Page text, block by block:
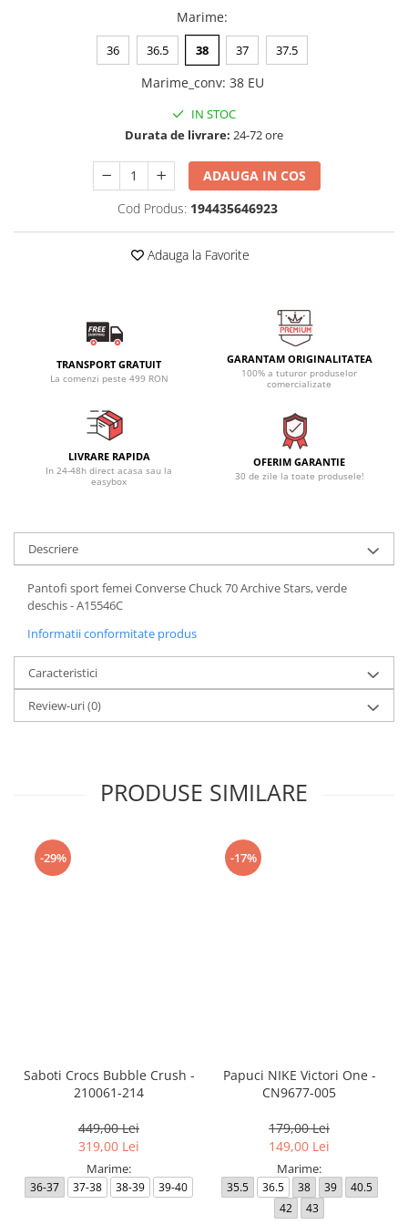
Marime:
36 36.5 38 37 37.5
Marime_conv: 38 EU
IN STOC
Durata de livrare: 24-72 ore
ADAUGA IN COS
Cod Produs: 194435646923
Adauga la Favorite
TRANSPORT GRATUIT
La comenzi peste 499 RON
GARANTAM ORIGINALITATEA
100% a tuturor produselor
comercializate
LIVRARE RAPIDA
In 24-48h direct acasa sau la
easybox
OFERIM GARANTIE
30 de zile la toate produsele!
Descriere
Pantofi sport femei Converse Chuck 70 Archive Stars, verde
deschis - A15546C
Informatii conformitate produs
Caracteristici
Review-uri(0)
PRODUSE SIMILARE
-29%
Saboti Crocs Bubble Crush -
210061-214
449,00 Lei
319,00 Lei
Marime:
36-37 37-38 38-39 39-40
-17%
Papuci NIKE Victori One -
CN9677-005
179,00 Lei
149,00 Lei
Marime:
35.5 36.5 38 39
40.5
42
43